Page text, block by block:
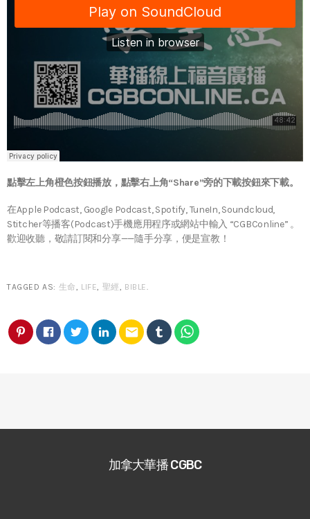
點擊左上角橙色按鈕播放，點擊右上角“Share”旁的下載按鈕來下載。
在Apple Podcast, Google Podcast, Spotify, TuneIn, Soundcloud,
Stitcher等播客(Podcast)手機應用程序或網站中輸入 “CGBConline” 。
歡迎收聽，敬請訂閱和分享——隨手分享，便是宣教！
TAGGED AS: 生命, LIFE, 聖經, BIBLE.
email
加拿大華播 CGBC